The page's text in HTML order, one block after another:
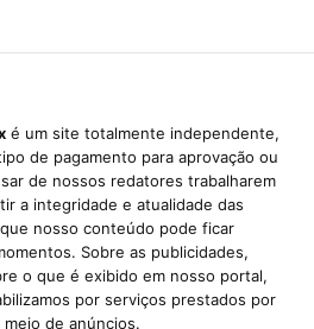
é um site totalmente independente,
de pagamento para aprovação ou
de nossos redatores trabalharem
a integridade e atualidade das
nosso conteúdo pode ficar
Sobre as publicidades,
o que é exibido em nosso portal,
por serviços prestados por
de anúncios.